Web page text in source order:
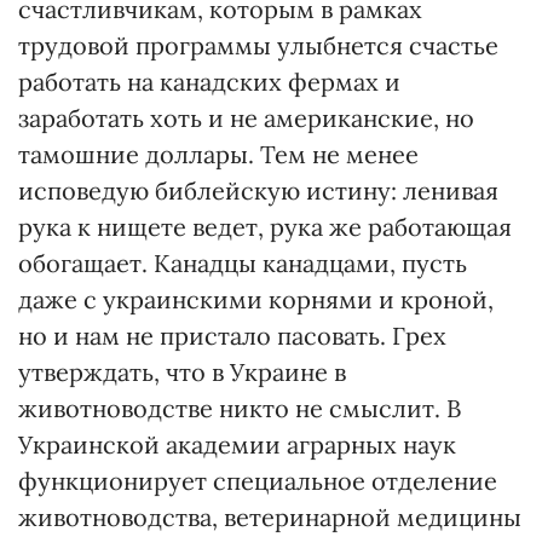
счастливчикам, которым в рамках
трудовой программы улыбнется счастье
работать на канадских фермах и
заработать хоть и не американские, но
тамошние доллары. Тем не менее
исповедую библейскую истину: ленивая
рука к нищете ведет, рука же работающая
обогащает. Канадцы канадцами, пусть
даже с украинскими корнями и кроной,
но и нам не пристало пасовать. Грех
утверждать, что в Украине в
животноводстве никто не смыслит. В
Украинской академии аграрных наук
функционирует специальное отделение
животноводства, ветеринарной медицины